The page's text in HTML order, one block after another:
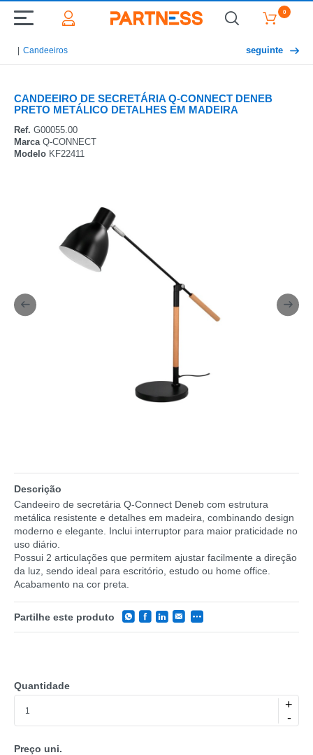
0
Candeeiros seguinte
CANDEEIRO DE SECRETÁRIA Q-CONNECT DENEB
PRETO METÁLICO DETALHES EM MADEIRA
Ref. G00055.00
MarcaQ-CONNECT
Modelo KF22411
Descrição
Candeeiro de secretária Q-Connect Deneb com estrutura
metálica resistente e detalhes em madeira, combinando design
moderno e elegante. Inclui interruptor para maior praticidade no
uso diário.
Possui 2 articulações que permitem ajustar facilmente a direção
da luz, sendo ideal para escritório, estudo ou home office.
Acabamento na cor preta.
Partilhe este produto
Quantidade
+
-
Preço uni.REF